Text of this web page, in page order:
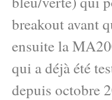
breakout avant
ensuite la
qui a déjà été
depuis octobre